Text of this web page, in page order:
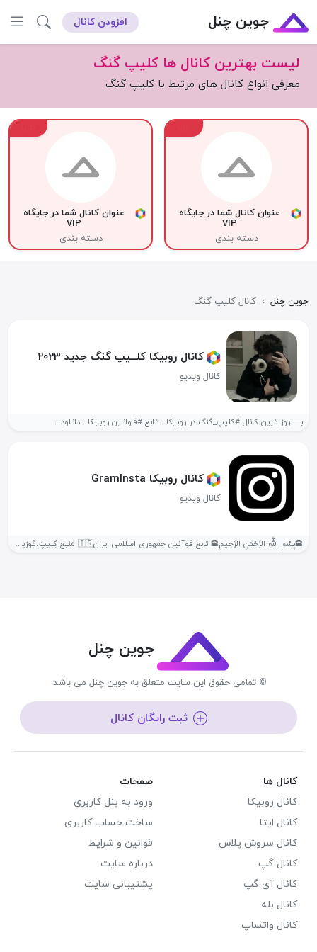
جوین چنل افزودن کانال
لیست بهترین کانال ها کلیپ گنگ
معرفی انواع کانال های مرتبط با کلیپ گنگ
عنوان کانال شما در جایگاه
VIP
دسته بندی
عنوان کانال شما در جایگاه
VIP
دسته بندی
جوین چنل › کانال کلیپ گنگ
کانال روبیکا کلـــیپ گنگ جدید 2023️‍
کانال ویدیو
بـــــــروز تـرین کانال #کلیپ_گنگ در روبیکا . تـابع #قـوانـین روبیـکا . دانـلود...
کانال روبیکا Insta‏Gram‏
کانال ویدیو
🕋بِسْمِ اللَّهِ الرَّحْمَنِ الرَّحِیمِ🕋 تابع قوآنین جمهوری اسلامی ایران🇮🇷 مَنبع کِلیپً،مُوزیکً،بِیُو/:🙃 #کلیپ...
جوین چنل
© تمامی حقوق این سایت متعلق به جوین چنل می باشد.
ثبت رایگان کانال
کانال ها
کانال روبیکا
کانال ایتا
کانال سروش پلاس
کانال گپ
کانال آی گپ
کانال بله
کانال واتساپ
صفحات
ورود به پنل کاربری
ساخت حساب کاربری
قوانین و شرایط
درباره سایت
پشتیبانی سایت